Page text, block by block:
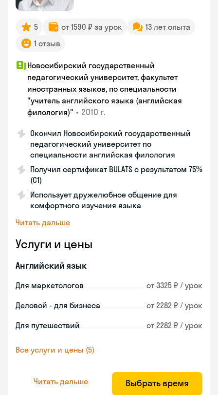
5 от 1590 ₽ за урок
13 лет опыта
1 отзыв
Новосибирский государственный
педагогический университет, факультет
иностранных языков, по специальности
"учитель английского языка (английская
филология)" • 2010 г.
Окончил Новосибирский государственный
педагогический университет по
специальности английская филология
Получил сертификат BULATS с результатом 75%
(C1)
Использует дружелюбное общение для
комфортного изучения языка
Читать дальше
Услуги и цены
Английский язык
Для маркетологов от 3325 ₽ / урок
Деловой - для бизнеса от 2282 ₽ / урок
Для путешествий от 2282 ₽ / урок
Все услуги и цены (5)
Читать дальше Выбрать время